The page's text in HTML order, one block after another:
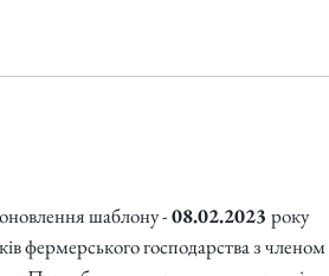
шаблону -08.02.2023 року
фермерського господарства з